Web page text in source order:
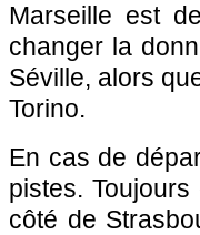
Marseille est
changer la
Séville, alors
Torino.
En cas de
pistes.
côté de